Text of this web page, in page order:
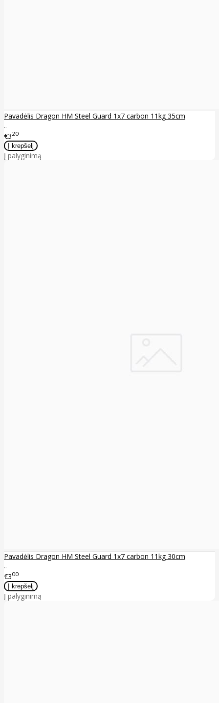
Pavadėlis Dragon HM Steel Guard 1x7 carbon 11kg 35cm
..
€320
Į palyginimą
Pavadėlis Dragon HM Steel Guard 1x7 carbon 11kg 30cm
..
€300
Į palyginimą